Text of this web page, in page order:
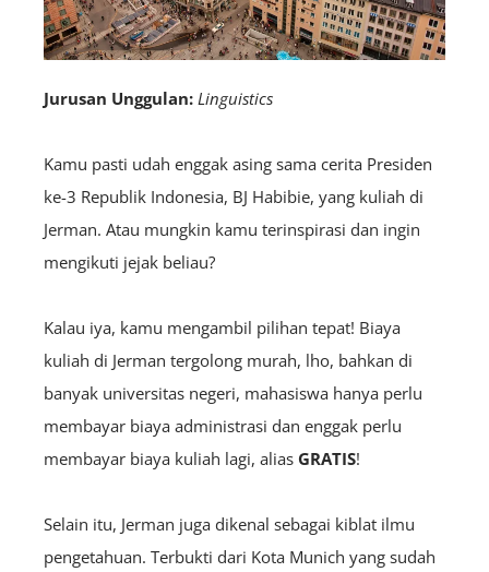
Jurusan Unggulan: Linguistics
Kamu pasti udah enggak asing sama cerita Presiden
ke-3 Republik Indonesia, BJ Habibie, yang kuliah di
Jerman. Atau mungkin kamu terinspirasi dan ingin
mengikuti jejak beliau?
Kalau iya, kamu mengambil pilihan tepat! Biaya
kuliah di Jerman tergolong murah, lho, bahkan di
banyak universitas negeri, mahasiswa hanya perlu
membayar biaya administrasi dan enggak perlu
membayar biaya kuliah lagi, alias GRATIS!
Selain itu, Jerman juga dikenal sebagai kiblat ilmu
pengetahuan. Terbukti dari Kota Munich yang sudah